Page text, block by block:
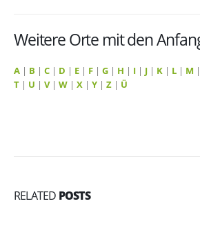
Weitere Orte mit den
A | B | C | D | E | F | G | H | I | J | K | L | M |
T | U | V| W | X | Y | Z | Ü
RELATED POSTS